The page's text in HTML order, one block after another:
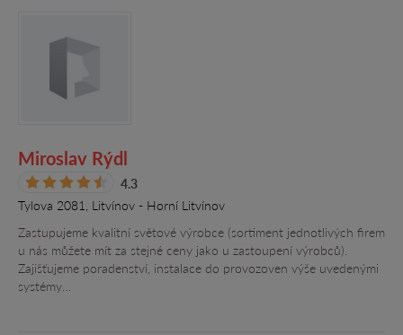
Miroslav Rýdl
4.3
Tylova 2081, Litvínov - Horní Litvínov
Zastupujeme kvalitní světové výrobce (sortiment jednotlivých firem
u nás můžete mít za stejné ceny jako u zastoupení výrobců).
Zajišťujeme poradenství, instalace do provozoven výše uvedenými
systémy…